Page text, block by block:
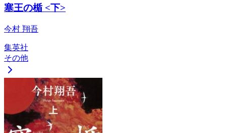
塞王の楯 <下>
今村 翔吾
集英社
その他